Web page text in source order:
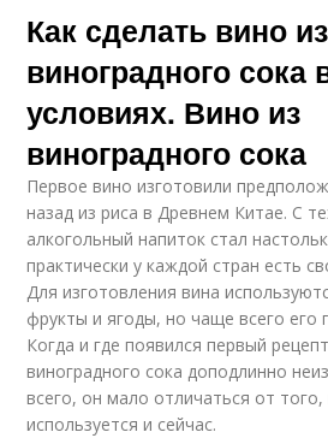
Как сделать вино из
виноградного
условиях. Вино из
виноградного сока
Первое вино изготовили
назад из риса в Древнем Китае. С
алкогольный напиток стал
практически у каждой стран есть
Для изготовления вина
фрукты и ягоды, но чаще всего его
Когда и где появился первый
виноградного сока доподлинно
всего, он мало отличаться от
используется и сейчас.